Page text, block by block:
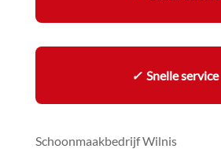
✓Snelle service
Schoonmaakbedrijf Wilnis